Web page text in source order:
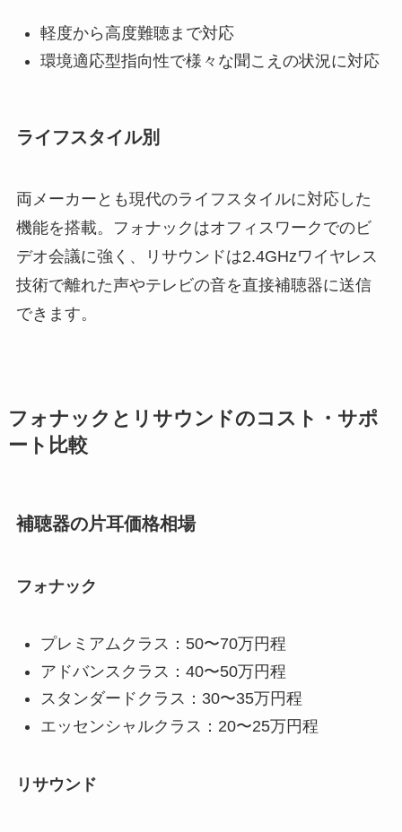
軽度から高度難聴まで対応
環境適応型指向性で様々な聞こえの状況に対応
ライフスタイル別
両メーカーとも現代のライフスタイルに対応した
機能を搭載。フォナックはオフィスワークでのビ
デオ会議に強く、リサウンドは2.4GHzワイヤレス
技術で離れた声やテレビの音を直接補聴器に送信
できます。
フォナックとリサウンドのコスト・サポ
ート比較
補聴器の片耳価格相場
フォナック
プレミアムクラス：50〜70万円程
アドバンスクラス：40〜50万円程
スタンダードクラス：30〜35万円程
エッセンシャルクラス：20〜25万円程
リサウンド